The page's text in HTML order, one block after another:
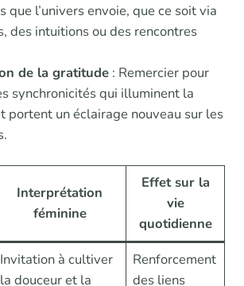
que l’univers envoie, que ce soit via
des intuitions ou des rencontres
de la gratitude: Remercier pour
synchronicités qui illuminent la
portent un éclairage nouveau sur les
Interprétation
féminine
Effet sur la
vie
quotidienne
Invitation à cultiver
la douceur et la
Renforcement
des liens